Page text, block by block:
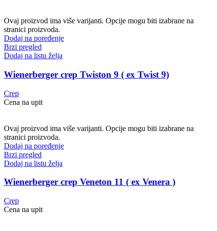
Ovaj proizvod ima više varijanti. Opcije mogu biti izabrane na
stranici proizvoda.
Dodaj na poređenje
Brzi pregled
Dodaj na listu želja
Wienerberger crep Twiston 9 ( ex Twist 9)
Crep
Cena na upit
Ovaj proizvod ima više varijanti. Opcije mogu biti izabrane na
stranici proizvoda.
Dodaj na poređenje
Brzi pregled
Dodaj na listu želja
Wienerberger crep Veneton 11 ( ex Venera )
Crep
Cena na upit